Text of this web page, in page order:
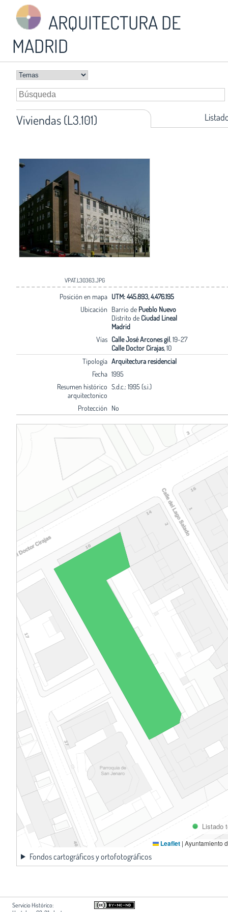
ARQUITECTURA DE
MADRID
Viviendas (L3.101)
VPAT.L30363.JPG
Posición en mapa UTM: 445.893, 4.476.195
Ubicación Barrio de Pueblo Nuevo
Distrito de Ciudad Lineal
Madrid
Vías Calle José Arcones gil, 19-27
Calle Doctor Cirajas, 10
Tipología Arquitectura residencial
Fecha 1995
Resumen histórico
arquitectonico
S.d.c.: 1995 (s.i.)
Protección No
Listado
Leaflet | Ayuntamiento
Fondos cartográficos y ortofotográficos
Servicio Histórico: